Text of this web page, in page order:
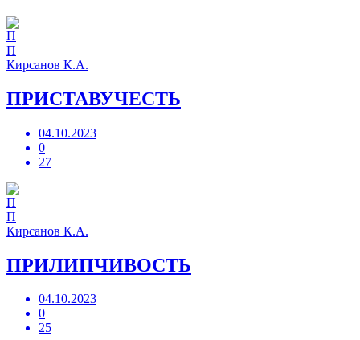
П
Кирсанов К.А.
ПРИСТАВУЧЕСТЬ
04.10.2023
0
27
П
Кирсанов К.А.
ПРИЛИПЧИВОСТЬ
04.10.2023
0
25